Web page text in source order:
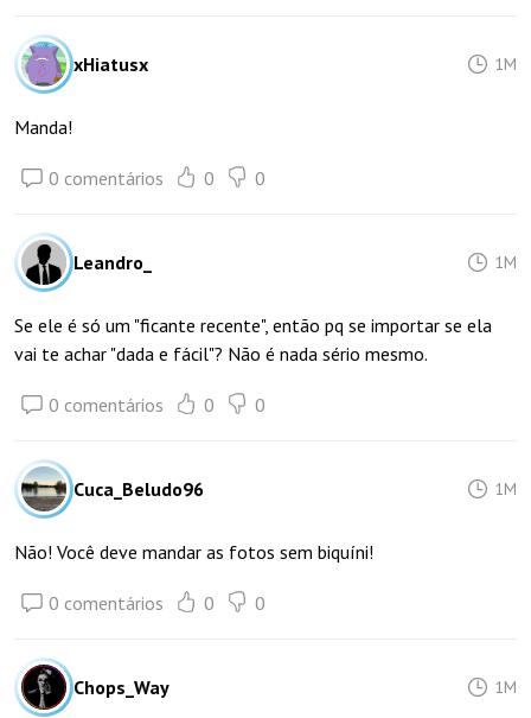
xHiatusx 1M
Manda!
0 comentários 0 0
Leandro_ 1M
Se ele é só um "ficante recente", então pq se importar se ela
vai te achar "dada e fácil"? Não é nada sério mesmo.
0 comentários 0 0
Cuca_Beludo96 1M
Não! Você deve mandar as fotos sem biquíni!
0 comentários 0 0
Chops_Way 1M